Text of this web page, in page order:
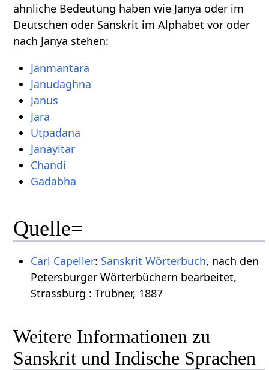
ähnliche Bedeutung haben wie Janya oder im
Deutschen oder Sanskrit im Alphabet vor oder
nach Janya stehen:
Janmantara
Janudaghna
Janus
Jara
Utpadana
Janayitar
Chandi
Gadabha
Quelle=
Carl Capeller: Sanskrit Wörterbuch, nach den
Petersburger Wörterbüchern bearbeitet,
Strassburg : Trübner, 1887
Weitere Informationen zu
Sanskrit und Indische Sprachen